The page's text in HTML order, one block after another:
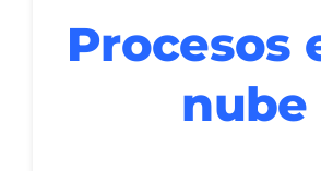
Procesos
nube